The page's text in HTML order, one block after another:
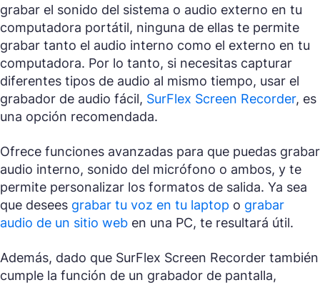
grabar el sonido del sistema o audio externo en tu
computadora portátil, ninguna de ellas te permite
grabar tanto el audio interno como el externo en tu
computadora. Por lo tanto, si necesitas capturar
diferentes tipos de audio al mismo tiempo, usar el
grabador de audio fácil, SurFlex Screen Recorder, es
una opción recomendada.
Ofrece funciones avanzadas para que puedas grabar
audio interno, sonido del micrófono o ambos, y te
permite personalizar los formatos de salida. Ya sea
que desees grabar tu voz en tu laptop o grabar
audio de un sitio web en una PC, te resultará útil.
Además, dado que SurFlex Screen Recorder también
cumple la función de un grabador de pantalla,